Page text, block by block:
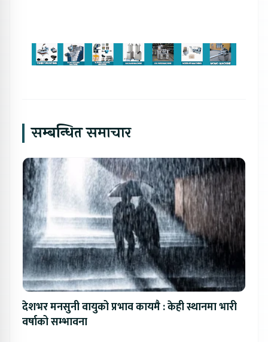
सम्बन्धित समाचार
देशभर मनसुनी वायुको प्रभाव कायमै : केही स्थानमा भारी
वर्षाको सम्भावना